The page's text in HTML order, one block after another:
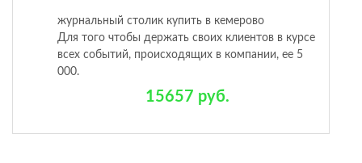
журнальный столик купить в кемерово
Для того чтобы держать своих клиентов в курсе
всех событий, происходящих в компании, ее 5
000.
15657 руб.